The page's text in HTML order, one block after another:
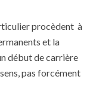
procèdent à
et la
début de carrière
pas forcément